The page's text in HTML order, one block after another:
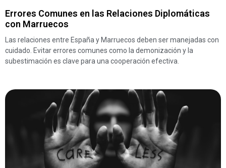
Errores Comunes en las Relaciones Diplomáticas
con Marruecos
Las relaciones entre España y Marruecos deben ser manejadas con
cuidado. Evitar errores comunes como la demonización y la
subestimación es clave para una cooperación efectiva.